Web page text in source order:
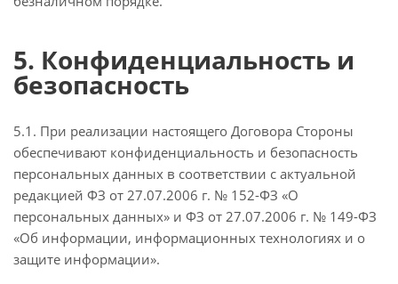
5. Конфиденциальность и
безопасность
5.1. При реализации настоящего Договора Стороны
обеспечивают конфиденциальность и безопасность
персональных данных в соответствии с актуальной
редакцией ФЗ от 27.07.2006 г. № 152-ФЗ «О
персональных данных» и ФЗ от 27.07.2006 г. № 149-ФЗ
«Об информации, информационных технологиях и о
защите информации».